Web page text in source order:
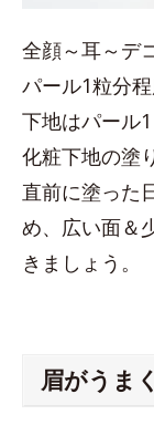
全顔～耳～デ
パール1粒分
下地はパール1
化粧下地の塗
直前に塗った
め、広い面＆
きましょう。
眉がうま